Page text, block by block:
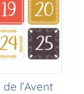
l’Avent